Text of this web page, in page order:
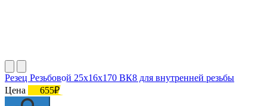
Резец Резьбовой 25х16х170 ВК8 для внутренней резьбы
Цена
655₽